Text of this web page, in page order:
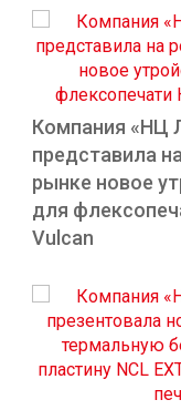
Компания «НЦ
представила
рынке новое
для
Vulcan